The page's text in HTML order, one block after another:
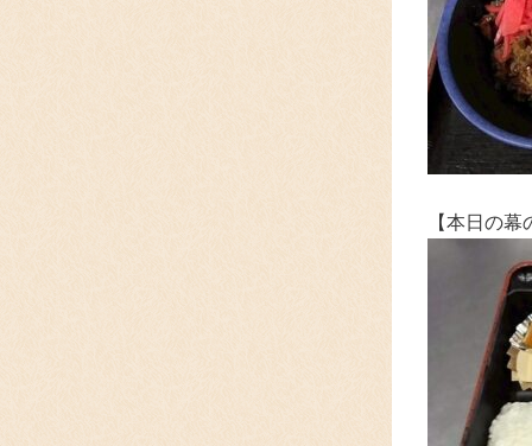
【本日の